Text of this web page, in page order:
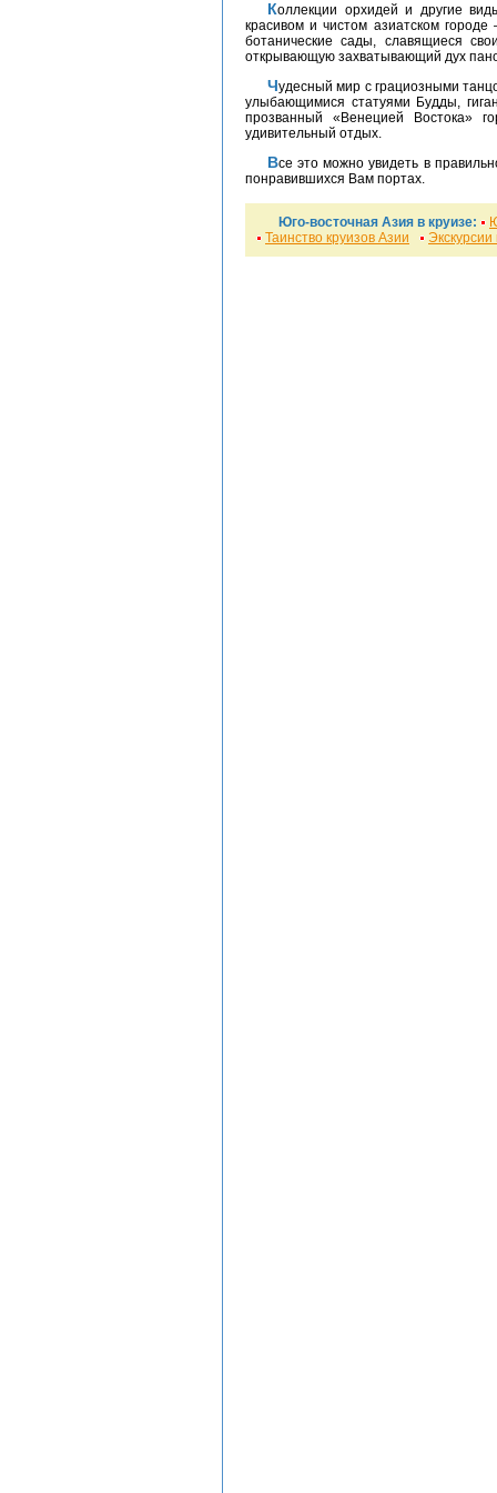
Коллекции орхидей и другие виды экзотических растений можно найти в самом
красивом и чистом азиатском
ботанические сады, славящиеся
открывающую захватывающий дух
Чудесный мир с грациозными танцовщицами, замечательными храмами и дворцами,
улыбающимися статуями Будды,
прозванный «Венецией Востока»
удивительный отдых.
Все это можно увидеть в
понравившихся Вам портах.
Юго-восточная Азия в круизе:
Таинство круизов Азии